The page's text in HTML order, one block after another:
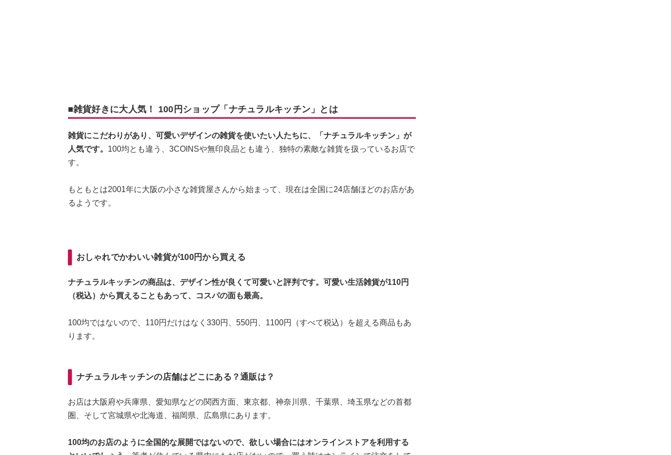
■雑貨好きに大人気！ 100円ショップ「ナチュラルキッチン」とは
雑貨にこだわりがあり、可愛いデザインの雑貨を使いたい人たちに、「ナチュラルキッチン」が
人気です。 100均とも違う、3COINSや無印良品とも違う、独特の素敵な雑貨を扱っているお店で
す。
もともとは2001年に大阪の小さな雑貨屋さんから始まって、現在は全国に24店舗ほどのお店があ
るようです。
おしゃれでかわいい雑貨が100円から買える
ナチュラルキッチンの商品は、デザイン性が良くて可愛いと評判です。可愛い生活雑貨が110円
（税込）から買えることもあって、コスパの面も最高。
100均ではないので、110円だけはなく330円、550円、1100円（すべて税込）を超える商品もあ
ります。
ナチュラルキッチンの店舗はどこにある？通販は？
お店は大阪府や兵庫県、愛知県などの関西方面、東京都、神奈川県、千葉県、埼玉県などの首都
圏、そして宮城県や北海道、福岡県、広島県にあります。
100均のお店のように全国的な展開ではないので、欲しい場合にはオンラインストアを利用する